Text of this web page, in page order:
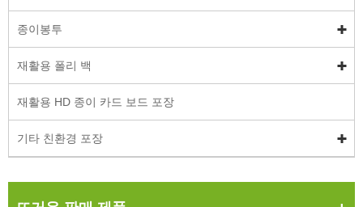
종이봉투
재활용 폴리 백
재활용 HD 종이 카드 보드 포장
기타 친환경 포장